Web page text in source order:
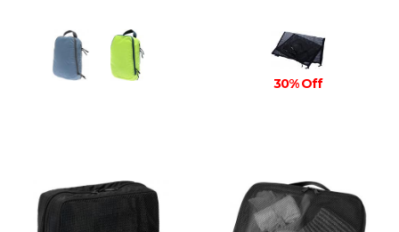
30% Off